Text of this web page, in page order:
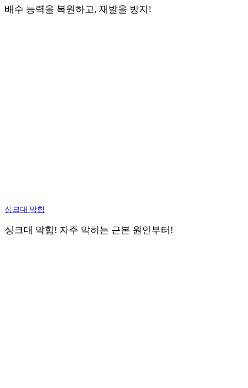
배수 능력을 복원하고, 재발을 방지!
싱크대 막힘
싱크대 막힘! 자주 막히는 근본 원인부터!